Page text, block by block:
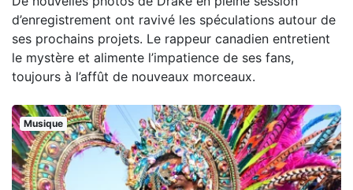
d’enregistrement ont ravivé les spéculations autour de
ses prochains projets. Le rappeur canadien entretient
le mystère et alimente l’impatience de ses fans,
toujours à l’affût de nouveaux morceaux.
Musique